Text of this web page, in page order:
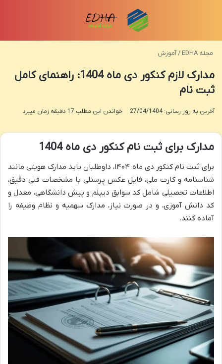
مجله EDHA /آموزش
مدارک لازم کنکور دی ماه 1404: راهنمای کامل
ثبت نام
آخرین به روز رسانی: 27/04/1404 خواندن این مطلب 17 دقیقه زمان میبرد
مدارک برای ثبت نام کنکور دی ماه 1404
برای ثبت نام کنکور دی ماه ۱۴۰۴، داوطلبان باید مدارک هویتی مانند
شناسنامه و کارت ملی، فایل عکس پرسنلی با مشخصات فنی دقیق،
اطلاعات تحصیلی شامل کد سوابق دیپلم و پیش دانشگاهی، معدل و
کد دانش آموزی، و در صورت نیاز، مدارک سهمیه و نظام وظیفه را
آماده کنند.